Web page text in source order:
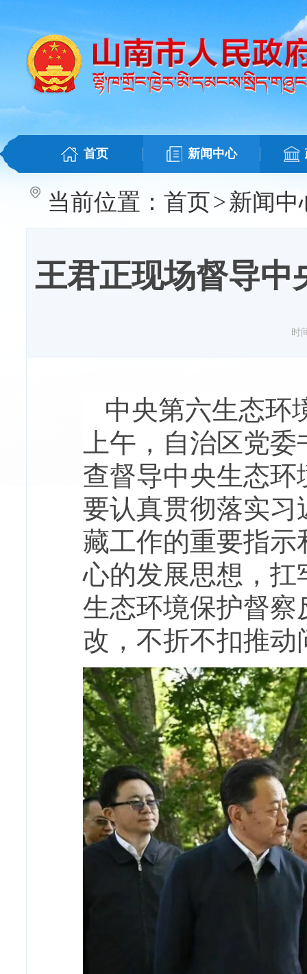
首页 新闻中心
当前位置： 首页>新闻中
王君正现场督导中
时
中央第六生态环
上午，自治区党
查督导中央生态
要认真贯彻落实
藏工作的重要指
心的发展思想，
生态环境保护督
改，不折不扣推